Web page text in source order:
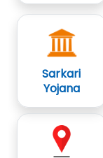
Sarkari
Yojana